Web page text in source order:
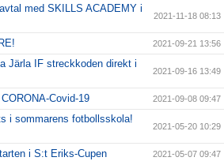
med SKILLS ACADEMY i
2021-11-18 08:13
2021-09-21 13:56
Järla IF streckkoden direkt i
2021-09-16 13:49
Covid-19 2021-09-08 09:47
i sommarens fotbollsskola!
2021-05-20 10:29
i S:t Eriks-Cupen 2021-05-07 09:47